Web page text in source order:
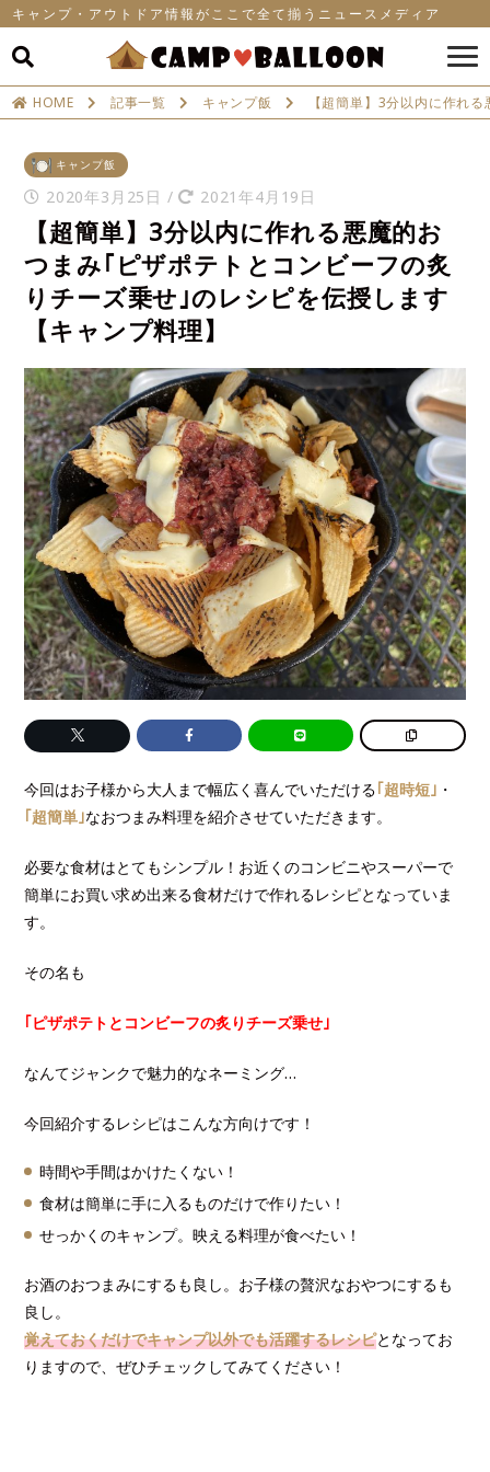
キャンプ・アウトドア情報がここで全て揃うニュースメディア
HOME 記事一覧 キャンプ飯 【超簡単】3分以内に作れ
キャンプ飯
2020年3月25日 / 2021年4月19日
【超簡単】3分以内に作れる悪魔的お
つまみ｢ピザポテトとコンビーフの炙
りチーズ乗せ｣のレシピを伝授します
【キャンプ料理】
今回はお子様から大人まで幅広く喜んでいただける｢超時短｣ ・
｢超簡単｣なおつまみ料理を紹介させていただきます。
必要な食材はとてもシンプル！お近くのコンビニやスーパーで
簡単にお買い求め出来る食材だけで作れるレシピとなっていま
す。
その名も
｢ピザポテトとコンビーフの炙りチーズ乗せ｣
なんてジャンクで魅力的なネーミング…
今回紹介するレシピはこんな方向けです！
時間や手間はかけたくない！
食材は簡単に手に入るものだけで作りたい！
せっかくのキャンプ。映える料理が食べたい！
お酒のおつまみにするも良し。お子様の贅沢なおやつにするも
良し。
覚えておくだけでキャンプ以外でも活躍するレシピとなってお
りますので、ぜひチェックしてみてください！